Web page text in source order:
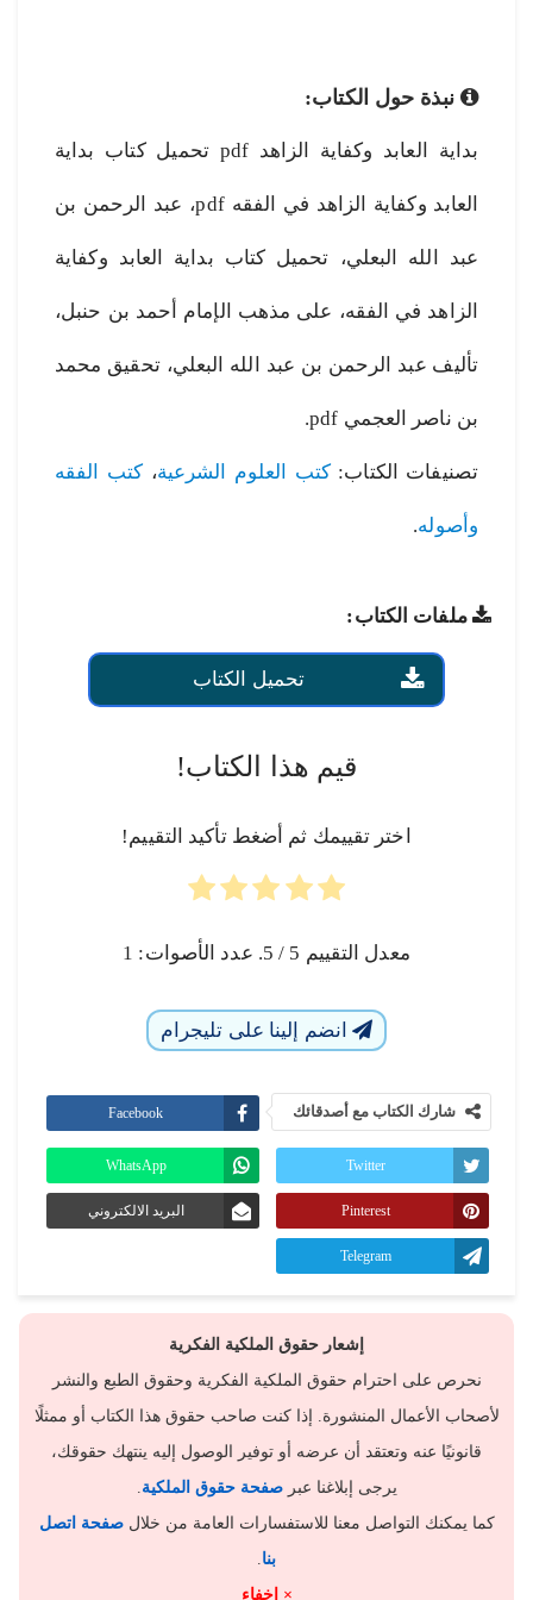
نبذة حول الكتاب:
بداية العابد وكفاية الزاهد pdf تحميل كتاب بداية
العابد وكفاية الزاهد في الفقه pdf، عبد الرحمن بن
عبد الله البعلي، تحميل كتاب بداية العابد وكفاية
الزاهد في الفقه، على مذهب الإمام أحمد بن حنبل،
تأليف عبد الرحمن بن عبد الله البعلي، تحقيق محمد
بن ناصر العجمي pdf.
تصنيفات الكتاب:كتب العلوم الشرعية، كتب الفقه
وأصوله.
ملفات الكتاب:
تحميل الكتاب
قيم هذا الكتاب!
اختر تقييمك ثم أضغط تأكيد التقييم!
معدل التقييم 5 / 5. عدد الأصوات: 1
انضم إلينا على تليجرام
شارك الكتاب مع أصدقائك Facebook
Twitter
WhatsApp
Pinterest البريد الالكتروني
Telegram
إشعار حقوق الملكية الفكرية
نحرص على احترام حقوق الملكية الفكرية وحقوق الطبع والنشر
لأصحاب الأعمال المنشورة. إذا كنت صاحب حقوق هذا الكتاب أو ممثلًا
قانونيًا عنه وتعتقد أن عرضه أو توفير الوصول إليه ينتهك حقوقك،
يرجى إبلاغنا عبرصفحة حقوق الملكية
كما يمكنك التواصل معنا للاستفسارات العامة من خلالصفحة اتصل
بنا
× إخفاء